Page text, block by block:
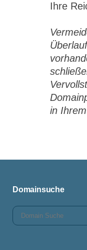
Ihre
in
Domainsuche